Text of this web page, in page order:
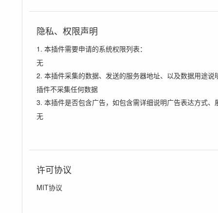
隐私、权限声明
1. 本插件需要申请的系统权限列表：
无
2. 本插件采集的数据、发送的服务器地址、以及数据用途说
插件不采集任何数据
3. 本插件是否包含广告，如包含需详细说明广告表达方式、
无
许可协议
MIT协议